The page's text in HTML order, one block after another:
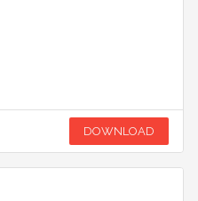
DOWNLOAD